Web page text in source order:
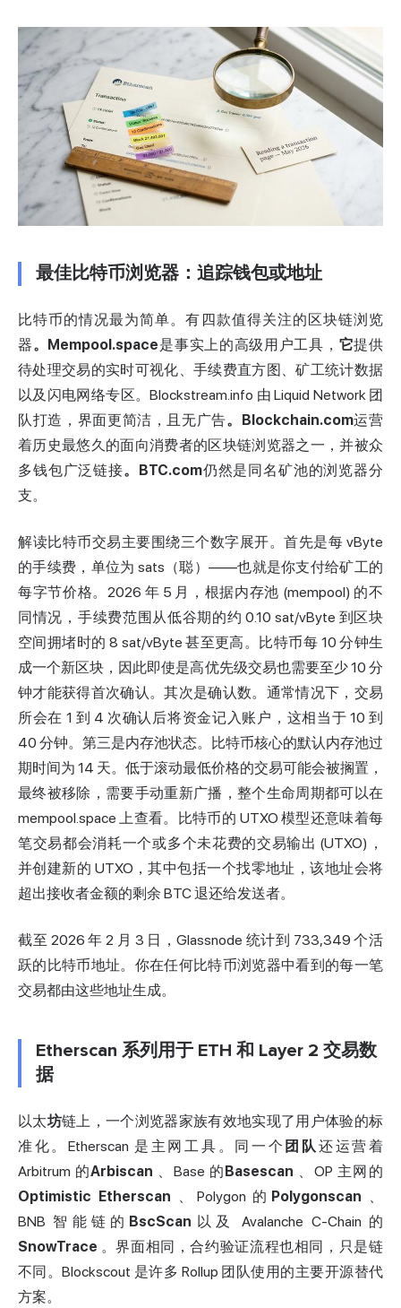
最佳比特币浏览器：追踪钱包或地址
比特币的情况最为简单。有四款值得关注的区块链浏览
器。 Mempool.space是事实上的高级用户工具， 它提供
待处理交易的实时可视化、手续费直方图、矿工统计数据
以及闪电网络专区。Blockstream.info 由 Liquid Network 团
队打造，界面更简洁，且无广告。Blockchain.com运营
着历史最悠久的面向消费者的区块链浏览器之一，并被众
多钱包广泛链接。BTC.com仍然是同名矿池的浏览器分
支。
解读比特币交易主要围绕三个数字展开。首先是每 vByte
的手续费，单位为 sats（聪）——也就是你支付给矿工的
每字节价格。2026 年 5 月，根据内存池 (mempool) 的不
同情况，手续费范围从低谷期的约 0.10 sat/vByte 到区块
空间拥堵时的 8 sat/vByte 甚至更高。比特币每 10 分钟生
成一个新区块，因此即使是高优先级交易也需要至少 10 分
钟才能获得首次确认。其次是确认数。通常情况下，交易
所会在 1 到 4 次确认后将资金记入账户，这相当于 10 到
40 分钟。第三是内存池状态。比特币核心的默认内存池过
期时间为 14 天。低于滚动最低价格的交易可能会被搁置，
最终被移除，需要手动重新广播，整个生命周期都可以在
mempool.space 上查看。比特币的 UTXO 模型还意味着每
笔交易都会消耗一个或多个未花费的交易输出 (UTXO)，
并创建新的 UTXO，其中包括一个找零地址，该地址会将
超出接收者金额的剩余 BTC 退还给发送者。
截至 2026 年 2 月 3 日，Glassnode 统计到 733,349 个活
跃的比特币地址。你在任何比特币浏览器中看到的每一笔
交易都由这些地址生成。
Etherscan 系列用于 ETH 和 Layer 2 交易数
据
以太坊链上，一个浏览器家族有效地实现了用户体验的标
准化。Etherscan 是主网工具。同一个 团队还运营着
Arbitrum 的Arbiscan 、Base 的Basescan 、OP 主网的
Optimistic Etherscan 、Polygon 的 Polygonscan 、
BNB 智能链的 BscScan 以及 Avalanche C-Chain 的
SnowTrace 。界面相同，合约验证流程也相同，只是链
不同。Blockscout 是许多 Rollup 团队使用的主要开源替代
方案。